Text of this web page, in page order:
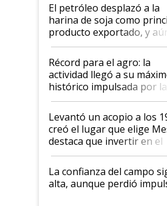
El petróleo desplazó a la
harina de soja como
producto exportado, y aún
el agro aportó casi seis
diez dólares y sostuvo el
liderazgo en un semestre
récord
Récord para el agro: la
actividad llegó a su
histórico impulsada por la
cosecha y las
Levantó un acopio a los
creó el lugar que elige
destaca que invertir en el
kirchnerismo era como
plata a un hijo para droga":
Juan Félix Rossetti, el
que de una dura crisis
La confianza del campo
alta, aunque perdió